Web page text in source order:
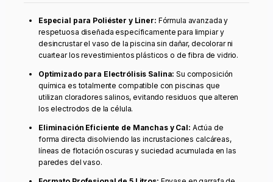
Especial para Poliéster y Liner: Fórmula avanzada y
respetuosa diseñada específicamente para limpiar y
desincrustar el vaso de la piscina sin dañar, decolorar ni
cuartear los revestimientos plásticos o de fibra de vidrio.
Optimizado para Electrólisis Salina: Su composición
química es totalmente compatible con piscinas que
utilizan cloradores salinos, evitando residuos que alteren
los electrodos de la célula.
Eliminación Eficiente de Manchas y Cal: Actúa de
forma directa disolviendo las incrustaciones calcáreas,
líneas de flotación oscuras y suciedad acumulada en las
paredes del vaso.